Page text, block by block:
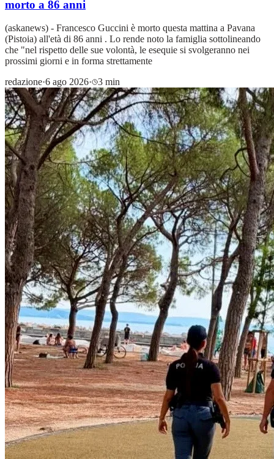
morto a 86 anni
(askanews) - Francesco Guccini è morto questa mattina a Pavana
(Pistoia) all'età di 86 anni . Lo rende noto la famiglia sottolineando
che "nel rispetto delle sue volontà, le esequie si svolgeranno nei
prossimi giorni e in forma strettamente
redazione·6 ago 2026· 3 min